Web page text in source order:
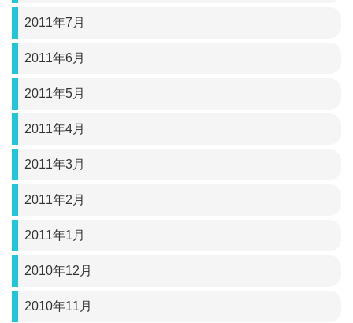
2011年7月
2011年6月
2011年5月
2011年4月
2011年3月
2011年2月
2011年1月
2010年12月
2010年11月